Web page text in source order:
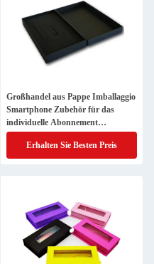
Großhandel aus Pappe Imballaggio
Smartphone Zubehör für das
individuelle Abonnement
Verpackung Handykoffer
Packungskiste
Erhalten Sie Besten Preis